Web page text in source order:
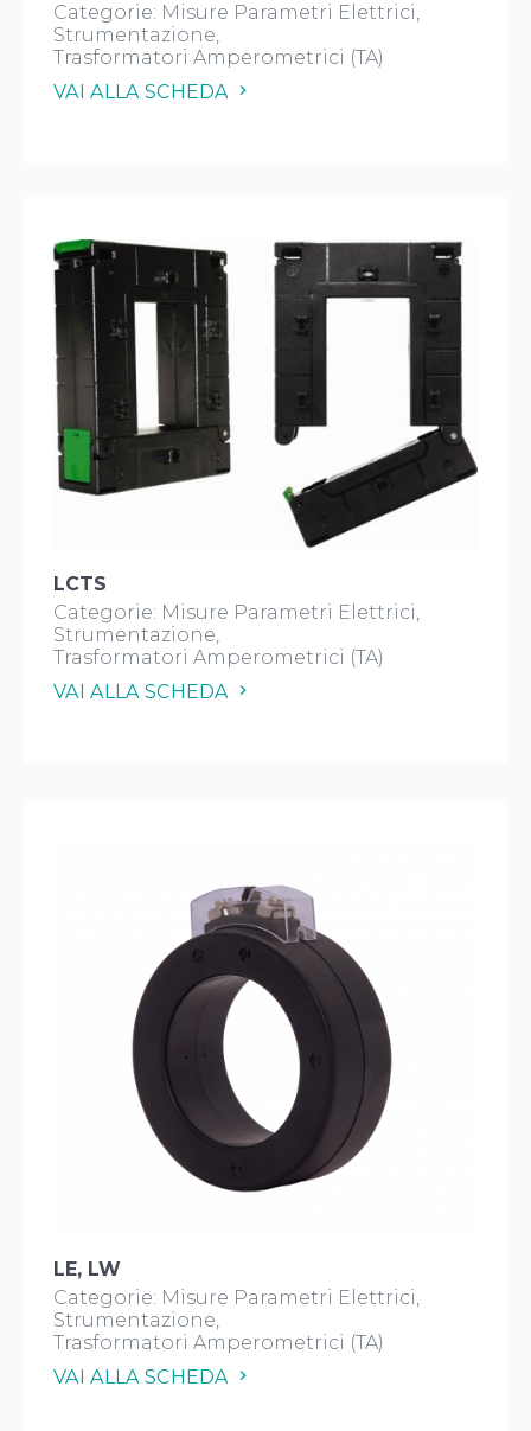
Categorie: Misure Parametri Elettrici
Strumentazione
Trasformatori Amperometrici (TA)
VAI ALLA SCHEDA
LCTS
Categorie: Misure Parametri Elettrici
Strumentazione
Trasformatori Amperometrici (TA)
VAI ALLA SCHEDA
LE, LW
Categorie: Misure Parametri Elettrici
Strumentazione
Trasformatori Amperometrici (TA)
VAI ALLA SCHEDA